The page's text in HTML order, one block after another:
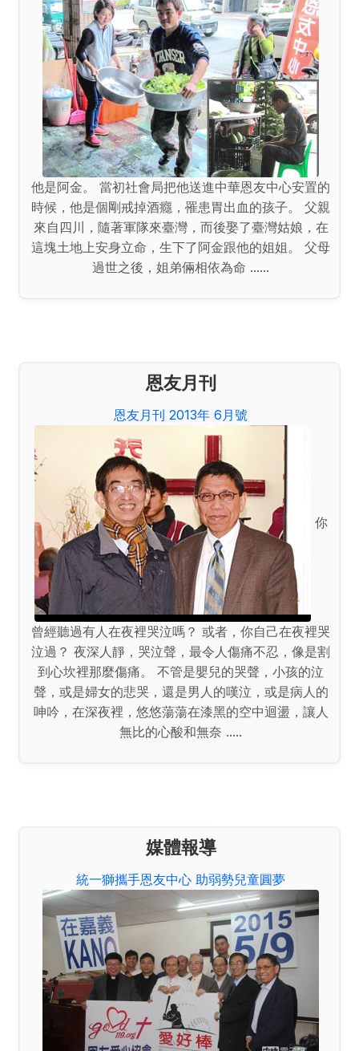
他是阿金。 當初社會局把他送進中華恩友中心安置的
時候，他是個剛戒掉酒癮，罹患胃出血的孩子。 父親
來自四川，隨著軍隊來臺灣，而後娶了臺灣姑娘，在
這塊土地上安身立命，生下了阿金跟他的姐姐。 父母
過世之後，姐弟倆相依為命 ......
恩友月刊
恩友月刊 2013年 6月號
你
曾經聽過有人在夜裡哭泣嗎？ 或者，你自己在夜裡哭
泣過？ 夜深人靜，哭泣聲，最令人傷痛不忍，像是割
到心坎裡那麼傷痛。 不管是嬰兒的哭聲，小孩的泣
聲，或是婦女的悲哭，還是男人的嘆泣，或是病人的
呻吟，在深夜裡，悠悠蕩蕩在漆黑的空中迴盪，讓人
無比的心酸和無奈 .....
媒體報導
統一獅攜手恩友中心 助弱勢兒童圓夢